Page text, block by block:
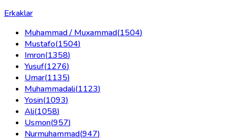
Erkaklar
Muhammad / Muxammad(1504)
Mustafo(1504)
Imron(1358)
Yusuf(1276)
Umar(1135)
Muhammadali(1123)
Yosin(1093)
Ali(1058)
Usmon(957)
Nurmuhammad(947)